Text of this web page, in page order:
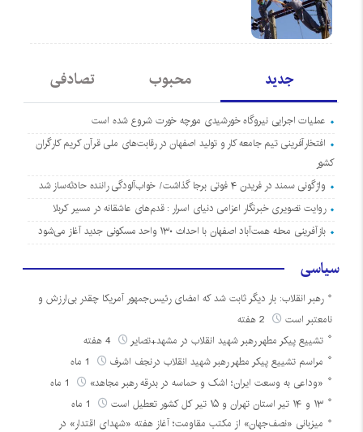
جدید محبوب تصادفی
عملیات اجرایی نیروگاه خورشیدی مورچه خورت شروع شده است
افتخارآفرینی تیم جامعه کار و تولید اصفهان در رقابت‌های ملی قرآن کریم کارگران
کشور
واژگونی سمند در فریدن ۴ فوتی برجا گذاشت/ خواب‌آلودگی راننده حادثه‌ساز شد
روایت تصویری خبرنگار اعزامی دنیای اسرار : قدم‌های عاشقانه در مسیر کربلا
بازآفرینی محله همت‌آباد اصفهان با احداث ۱۳۰ واحد مسکونی جدید آغاز می‌شود
سیاسی
رهبر انقلاب: بار دیگر ثابت شد که امضای رئیس‌جمهور آمریکا چقدر بی‌ارزش و
نامعتبر است
تشییع پیکر مطهر رهبر شهید انقلاب در مشهد+تصایر
مراسم تشییع پیکر مطهر رهبر شهید انقلاب درنجف اشرف
«وداعی به وسعت ایران؛ اشک و حماسه در بدرقه رهبر مجاهد»
۱۳ و ۱۴ تیر استان تهران و ۱۵ تیر کل کشور تعطیل است
میزبانی «نصف‌جهان» از مکتب مقاومت؛ آغاز هفته «شهدای اقتدار» در